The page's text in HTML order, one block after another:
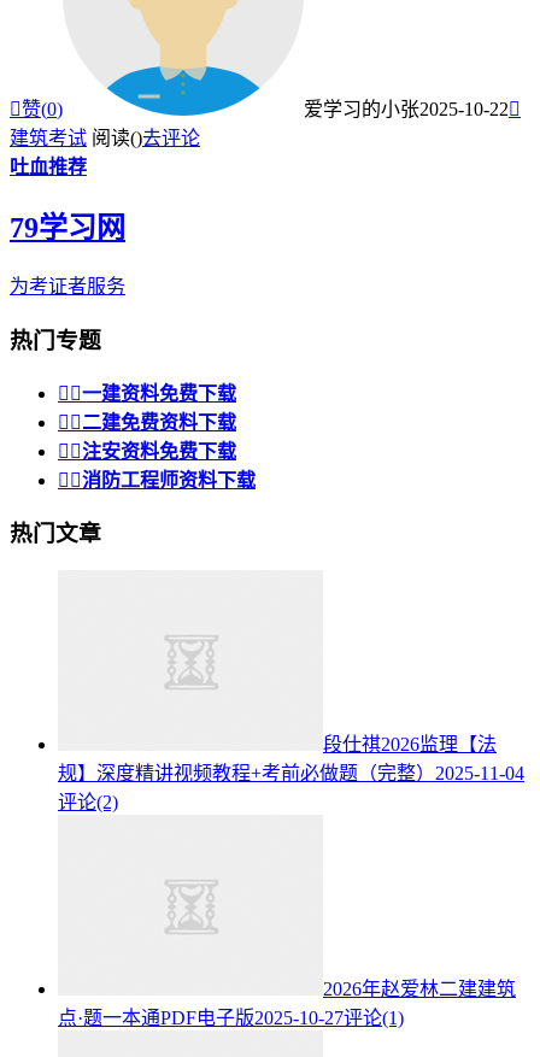
赞(0) 爱学习的小张2025-10-22
建筑考试 阅读()去评论
吐血推荐
79学习网
为考证者服务
热门专题
 一建资料免费下载
 二建免费资料下载
 注安资料免费下载
 消防工程师资料下载
热门文章
段仕祺2026监理【法
规】深度精讲视频教程+考前必做题（完整） 2025-11-04
评论(2)
2026年赵爱林二建建筑
点·题一本通PDF电子版2025-10-27评论(1)